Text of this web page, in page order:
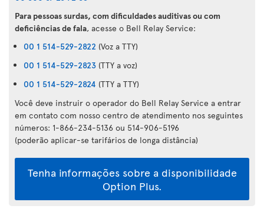
Para pessoas surdas, com dificuldades auditivas ou com
deficiências de fala, acesse o Bell Relay Service:
00 1 514-529-2822 (Voz a TTY)
00 1 514-529-2823 (TTY a voz)
00 1 514-529-2824 (TTY a TTY)
Você deve instruir o operador do Bell Relay Service a entrar
em contato com nosso centro de atendimento nos seguintes
números: 1-866-234-5136 ou 514-906-5196
(poderão aplicar-se tarifários de longa distância)
Tenha informações sobre a disponibilidade
Option Plus.